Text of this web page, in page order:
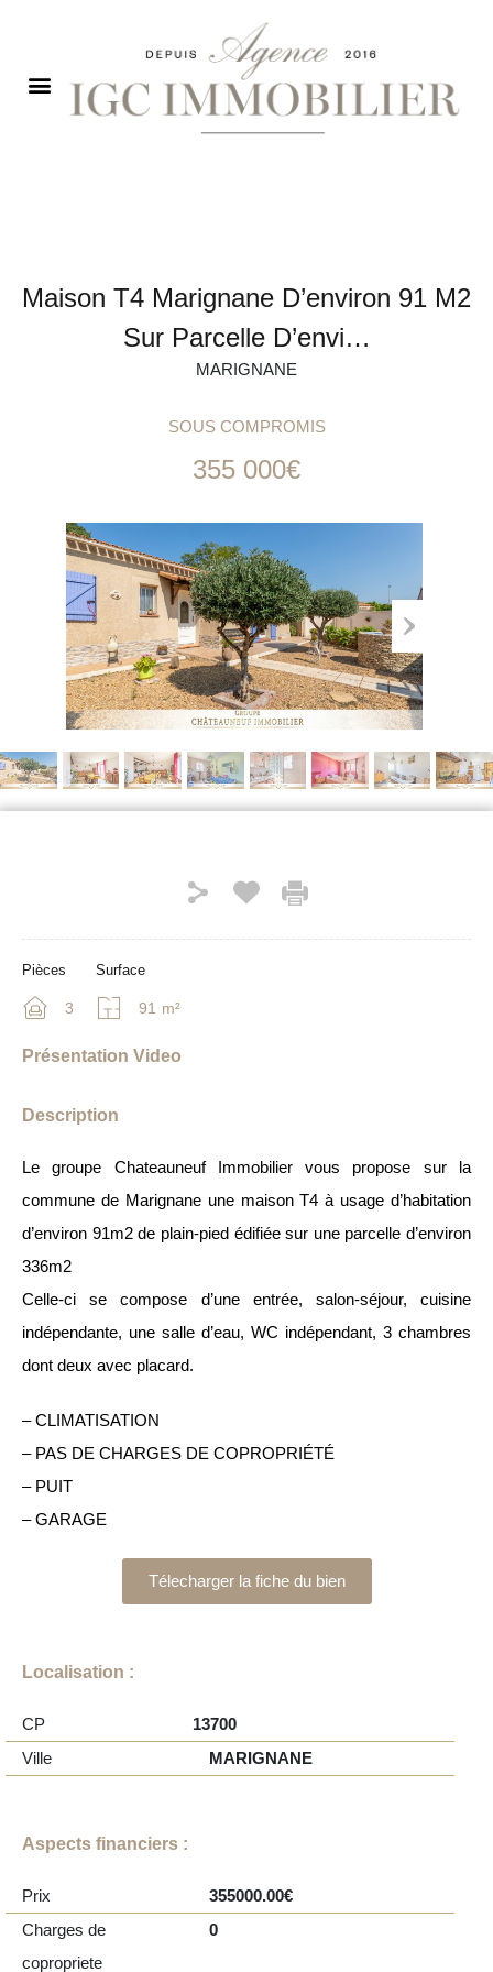
Maison T4 Marignane D’environ 91 M2
Sur Parcelle D’envi…
MARIGNANE
SOUS COMPROMIS
355 000€
Pièces
3
Surface
91 m²
Présentation Video
Description
Le groupe Chateauneuf Immobilier vous propose sur la
commune de Marignane une maison T4 à usage d’habitation
d’environ 91m2 de plain-pied édifiée sur une parcelle d’environ
336m2
Celle-ci se compose d’une entrée, salon-séjour, cuisine
indépendante, une salle d’eau, WC indépendant, 3 chambres
dont deux avec placard.
– CLIMATISATION
– PAS DE CHARGES DE COPROPRIÉTÉ
– PUIT
– GARAGE
Télecharger la fiche du bien
Localisation :
CP
13700
Ville
MARIGNANE
Aspects financiers :
Prix
355000.00€
Charges de
copropriete
0